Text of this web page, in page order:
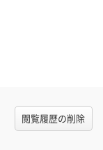
閲覧履歴の削除